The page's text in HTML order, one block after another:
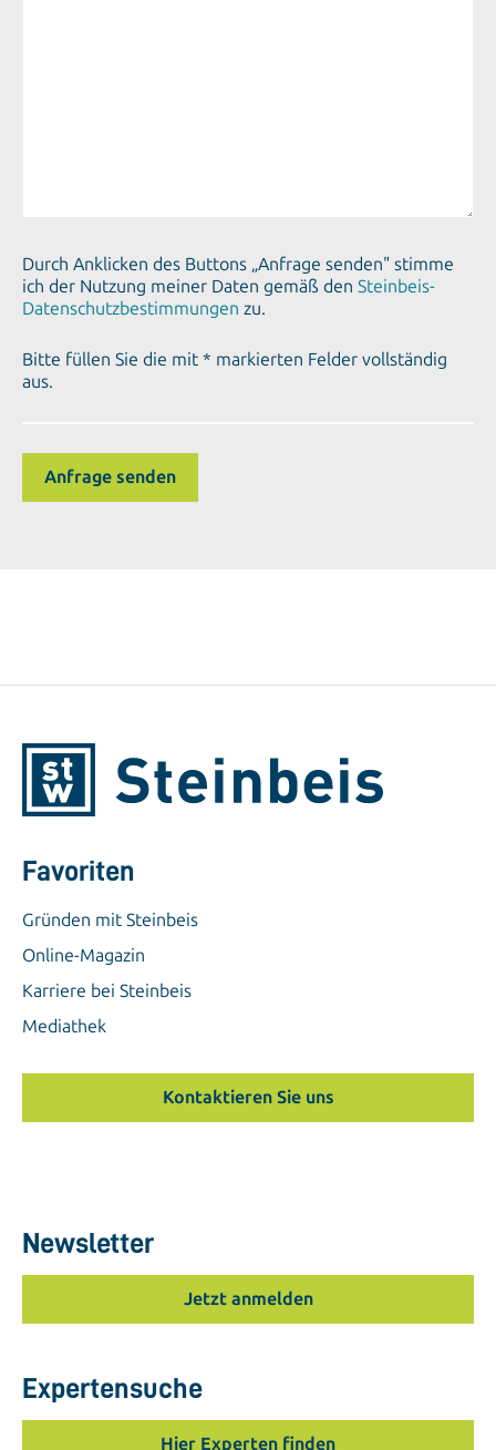
Durch Anklicken des Buttons „Anfrage senden" stimme
ich der Nutzung meiner Daten gemäß den Steinbeis-
Datenschutzbestimmungen zu.
Bitte füllen Sie die mit * markierten Felder vollständig
aus.
Favoriten
Gründen mit Steinbeis
Online-Magazin
Karriere bei Steinbeis
Mediathek
Kontaktieren Sie uns
Newsletter
Jetzt anmelden
Expertensuche
Hier Experten finden